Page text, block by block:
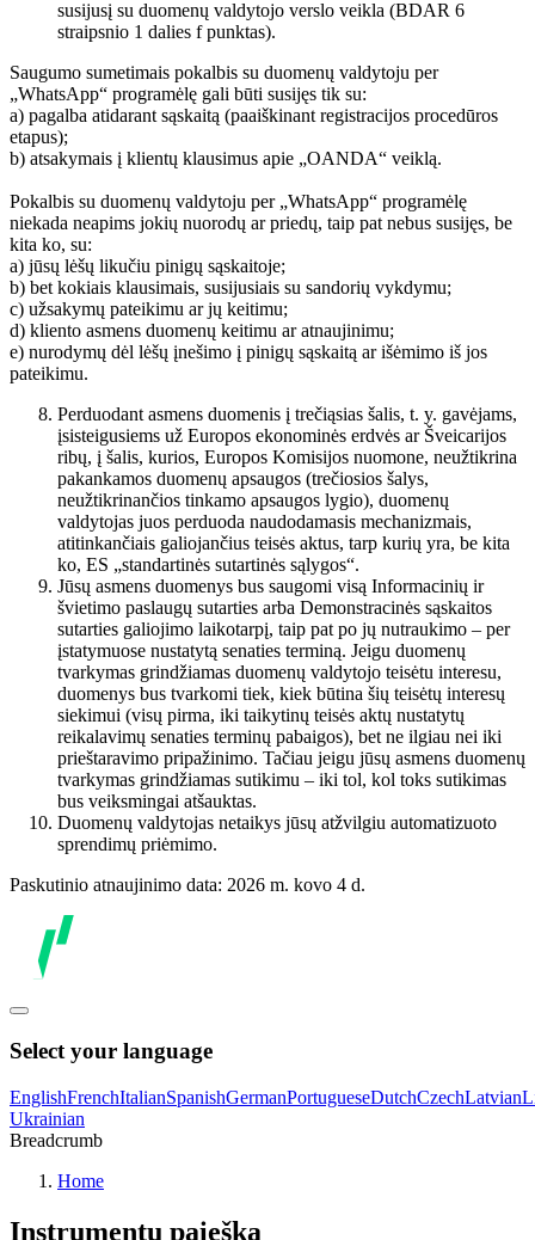
susijusį su duomenų valdytojo verslo veikla (BDAR 6
straipsnio 1 dalies f punktas).
Saugumo sumetimais pokalbis su duomenų valdytoju per
„WhatsApp“ programėlę gali būti susijęs tik su:
a) pagalba atidarant sąskaitą (paaiškinant registracijos procedūros
etapus);
b) atsakymais į klientų klausimus apie „OANDA“ veiklą.
Pokalbis su duomenų valdytoju per „WhatsApp“ programėlę
niekada neapims jokių nuorodų ar priedų, taip pat nebus susijęs, be
kita ko, su:
a) jūsų lėšų likučiu pinigų sąskaitoje;
b) bet kokiais klausimais, susijusiais su sandorių vykdymu;
c) užsakymų pateikimu ar jų keitimu;
d) kliento asmens duomenų keitimu ar atnaujinimu;
e) nurodymų dėl lėšų įnešimo į pinigų sąskaitą ar išėmimo iš jos
pateikimu.
Perduodant asmens duomenis į trečiąsias šalis, t. y. gavėjams,
įsisteigusiems už Europos ekonominės erdvės ar Šveicarijos
ribų, į šalis, kurios, Europos Komisijos nuomone, neužtikrina
pakankamos duomenų apsaugos (trečiosios šalys,
neužtikrinančios tinkamo apsaugos lygio), duomenų
valdytojas juos perduoda naudodamasis mechanizmais,
atitinkančiais galiojančius teisės aktus, tarp kurių yra, be kita
ko, ES „standartinės sutartinės sąlygos“.
Jūsų asmens duomenys bus saugomi visą Informacinių ir
švietimo paslaugų sutarties arba Demonstracinės sąskaitos
sutarties galiojimo laikotarpį, taip pat po jų nutraukimo – per
įstatymuose nustatytą senaties terminą. Jeigu duomenų
tvarkymas grindžiamas duomenų valdytojo teisėtu interesu,
duomenys bus tvarkomi tiek, kiek būtina šių teisėtų interesų
siekimui (visų pirma, iki taikytinų teisės aktų nustatytų
reikalavimų senaties terminų pabaigos), bet ne ilgiau nei iki
prieštaravimo pripažinimo. Tačiau jeigu jūsų asmens duomenų
tvarkymas grindžiamas sutikimu – iki tol, kol toks sutikimas
bus veiksmingai atšauktas.
Duomenų valdytojas netaikys jūsų atžvilgiu automatizuoto
sprendimų priėmimo.
Paskutinio atnaujinimo data: 2026 m. kovo 4 d.
Select your language
EnglishFrenchItalianSpanishGermanPortugueseDutchCzechLatvian
Ukrainian
Breadcrumb
Home
Instrumentų paieška